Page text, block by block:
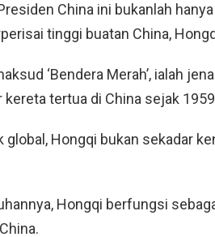
China ini bukanlah
tinggi buatan China,
‘Bendera Merah’, ialah
kereta tertua di China sejak
global, Hongqi bukan sekadar
Hongqi berfungsi